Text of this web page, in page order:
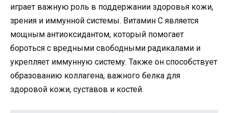
играет важную роль в поддержании здоровья кожи,
зрения и иммунной системы. Витамин C является
мощным антиоксидантом, который помогает
бороться с вредными свободными радикалами и
укрепляет иммунную систему. Также он способствует
образованию коллагена, важного белка для
здоровой кожи, суставов и костей.